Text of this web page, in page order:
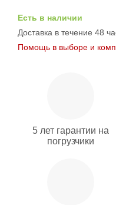
Есть в наличии
Доставка в течение 48
Помощь в выборе и
5 лет гарантии на
погрузчики